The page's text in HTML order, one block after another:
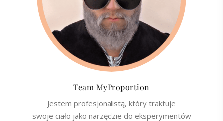
Team MyProportion
Jestem profesjonalistą, który traktuje
swoje ciało jako narzędzie do eksperymentów